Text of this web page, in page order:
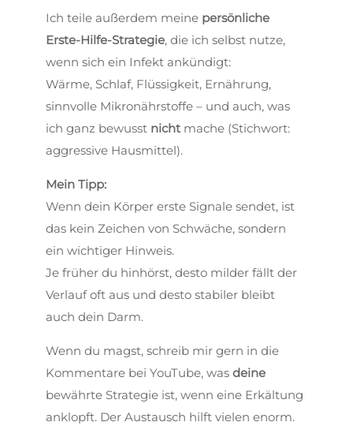
Ich teile außerdem meine persönliche
Erste-Hilfe-Strategie, die ich selbst nutze,
wenn sich ein Infekt ankündigt:
Wärme, Schlaf, Flüssigkeit, Ernährung,
sinnvolle Mikronährstoffe – und auch, was
ich ganz bewusst nicht mache (Stichwort:
aggressive Hausmittel).
Mein Tipp:
Wenn dein Körper erste Signale sendet, ist
das kein Zeichen von Schwäche, sondern
ein wichtiger Hinweis.
Je früher du hinhörst, desto milder fällt der
Verlauf oft aus und desto stabiler bleibt
auch dein Darm.
Wenn du magst, schreib mir gern in die
Kommentare bei YouTube, wasdeine
bewährte Strategie ist, wenn eine Erkältung
anklopft. Der Austausch hilft vielen enorm.